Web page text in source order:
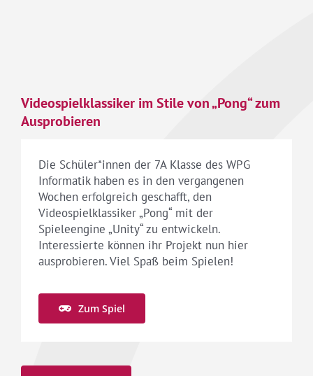
Videospielklassiker im Stile von „Pong“ zum
Ausprobieren
Die Schüler*innen der 7A Klasse des WPG
Informatik haben es in den vergangenen
Wochen erfolgreich geschafft, den
Videospielklassiker „Pong“ mit der
Spieleengine „Unity“ zu entwickeln.
Interessierte können ihr Projekt nun hier
ausprobieren. Viel Spaß beim Spielen!
Zum Spiel